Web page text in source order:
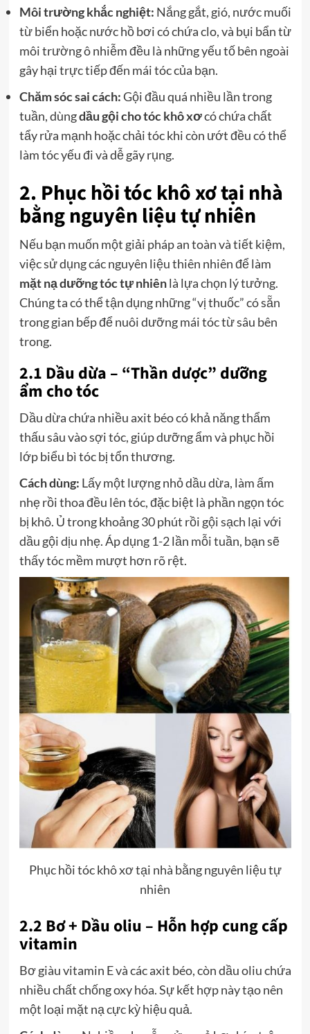
Môi trường khắc nghiệt: Nắng gắt, gió, nước muối
từ biển hoặc nước hồ bơi có chứa clo, và bụi bẩn từ
môi trường ô nhiễm đều là những yếu tố bên ngoài
gây hại trực tiếp đến mái tóc của bạn.
Chăm sóc sai cách:Gội đầu quá nhiều lần trong
tuần, dùngdầu gội cho tóc khô xơcó chứa chất
tẩy rửa mạnh hoặc chải tóc khi còn ướt đều có thể
làm tóc yếu đi và dễ gãy rụng.
2. Phục hồi tóc khô xơ tại nhà
bằng nguyên liệu tự nhiên
Nếu bạn muốn một giải pháp an toàn và tiết kiệm,
việc sử dụng các nguyên liệu thiên nhiên để làm
mặt nạ dưỡng tóc tự nhiênlà lựa chọn lý tưởng.
Chúng ta có thể tận dụng những “vị thuốc” có sẵn
trong gian bếp để nuôi dưỡng mái tóc từ sâu bên
trong.
2.1 Dầu dừa – “Thần dược” dưỡng
ẩm cho tóc
Dầu dừa chứa nhiều axit béo có khả năng thẩm
thấu sâu vào sợi tóc, giúp dưỡng ẩm và phục hồi
lớp biểu bì tóc bị tổn thương.
Cách dùng: Lấy một lượng nhỏ dầu dừa, làm ấm
nhẹ rồi thoa đều lên tóc, đặc biệt là phần ngọn tóc
bị khô. Ủ trong khoảng 30 phút rồi gội sạch lại với
dầu gội dịu nhẹ. Áp dụng 1-2 lần mỗi tuần, bạn sẽ
thấy tóc mềm mượt hơn rõ rệt.
Phục hồi tóc khô xơ tại nhà bằng nguyên liệu tự
nhiên
2.2 Bơ + Dầu oliu – Hỗn hợp cung cấp
vitamin
Bơ giàu vitamin E và các axit béo, còn dầu oliu chứa
nhiều chất chống oxy hóa. Sự kết hợp này tạo nên
một loại mặt nạ cực kỳ hiệu quả.